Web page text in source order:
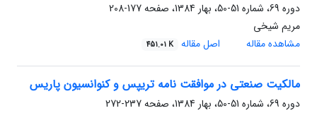
دوره 69، شماره 51-50، بهار 1384، صفحه
177-208
مریم شیخی
مشاهده مقاله
اصل مقاله 451.01 K
مالکیت صنعتی در موافقت نامه تریپس و کنوانسیون پاریس
دوره 69، شماره 51-50، بهار 1384، صفحه
237-272